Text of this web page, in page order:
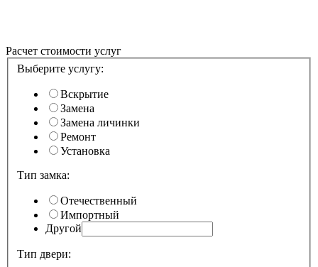
Расчет стоимости услуг
Выберите услугу:
Вскрытие
Замена
Замена личинки
Ремонт
Установка
Тип замка:
Отечественный
Импортный
Другой
Тип двери: